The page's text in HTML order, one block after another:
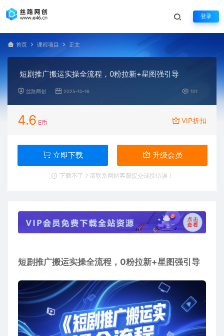
登录
首页 课程项目 正文
短剧推广搬运实操全流程，0粉拉新+星图强引导
丝路网创 2025-10-16 101
4.6 E币 VIP折扣
立即下载 升级会员
下载不了？请联系网站客服提交链接错误！
短剧推广搬运实操全流程，0粉拉新+星图强引导